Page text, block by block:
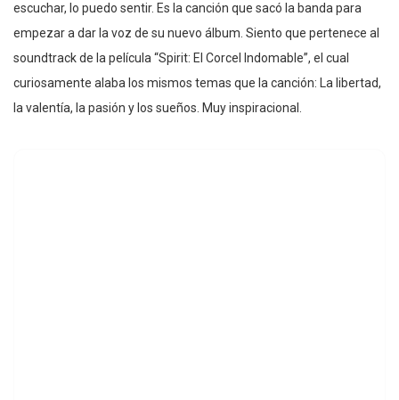
escuchar, lo puedo sentir. Es la canción que sacó la banda para
empezar a dar la voz de su nuevo álbum. Siento que pertenece al
soundtrack de la película “Spirit: El Corcel Indomable”, el cual
curiosamente alaba los mismos temas que la canción: La libertad,
la valentía, la pasión y los sueños. Muy inspiracional.